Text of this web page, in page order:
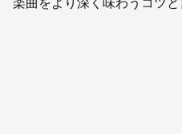
楽曲をより深く味わうコツと